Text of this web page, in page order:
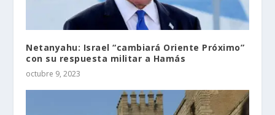
Netanyahu: Israel “cambiará Oriente Próximo”
con su respuesta militar a Hamás
octubre 9, 2023